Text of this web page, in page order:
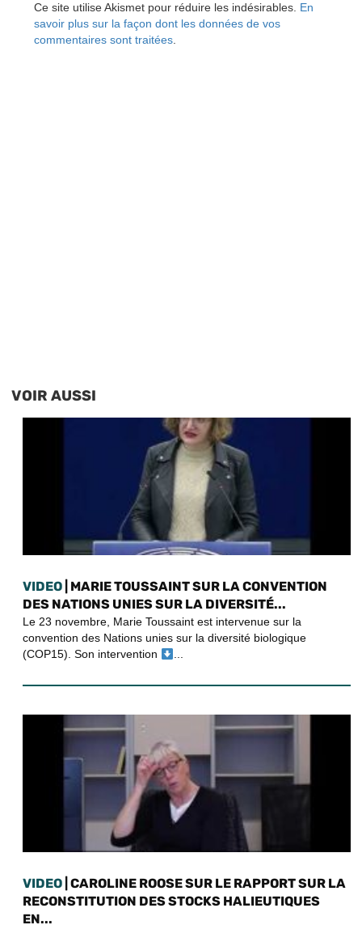
Ce site utilise Akismet pour réduire les indésirables. En
savoir plus sur la façon dont les données de vos
commentaires sont traitées
VOIR AUSSI
VIDEO | MARIE TOUSSAINT SUR LA CONVENTION
DES NATIONS UNIES SUR LA DIVERSITÉ...
Le 23 novembre, Marie Toussaint est intervenue sur la
convention des Nations unies sur la diversité biologique
(COP15). Son intervention
VIDEO | CAROLINE ROOSE SUR LE RAPPORT SUR LA
RECONSTITUTION DES STOCKS HALIEUTIQUES
EN...